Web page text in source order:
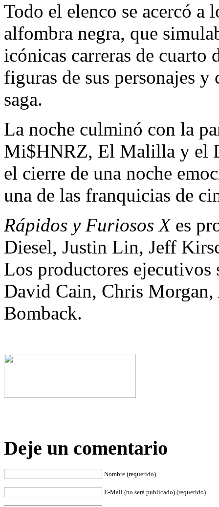
Todo el elenco se acercó a
alfombra negra, que
icónicas carreras de
figuras de sus personajes y
saga.
La noche culminó con la
Mi$HNRZ, El Malilla y el
el cierre de una noche
una de las franquicias de
Rápidos y Furiosos Xes
Diesel, Justin Lin, Jeff
Los productores ejecutivos
David Cain, Chris
Bomback.
Deje un comentario
Nombre (requerido)
E-Mail (no será publicado) (requerido)